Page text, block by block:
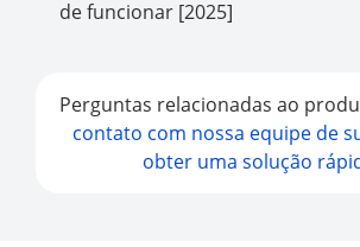
de funcionar [2025]
Perguntas relacionadas ao
contato com nossa equipe de
obter uma solução